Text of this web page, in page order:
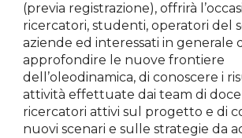
(previa registrazione), offrirà
ricercatori, studenti, operatori del
aziende ed interessati in generale
approfondire le nuove frontiere
dell’oleodinamica, di conoscere i
attività effettuate dai team di
ricercatori attivi sul progetto e di
nuovi scenari e sulle strategie da